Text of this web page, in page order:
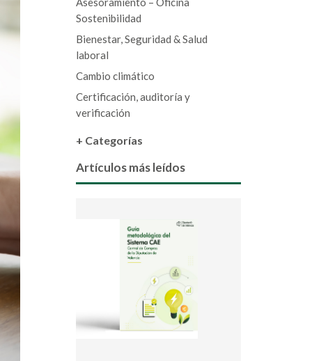
Sostenibilidad
Bienestar, Seguridad & Salud
laboral
Cambio climático
Certificación, auditoría y
verificación
+ Categorías
Artículos más leídos